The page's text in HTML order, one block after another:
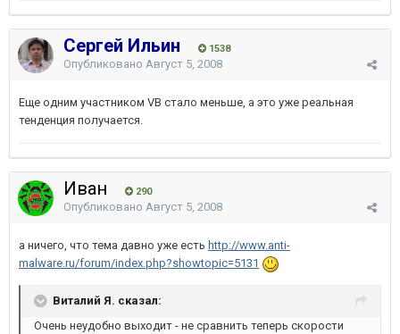
Сергей Ильин 1538
Опубликовано Август 5, 2008
Еще одним участником VB стало меньше, а это уже реальная
тенденция получается.
Иван 290
Опубликовано Август 5, 2008
а ничего, что тема давно уже есть http://www.anti-
malware.ru/forum/index.php?showtopic=5131
Виталий Я. сказал:
Очень неудобно выходит - не сравнить теперь скорости